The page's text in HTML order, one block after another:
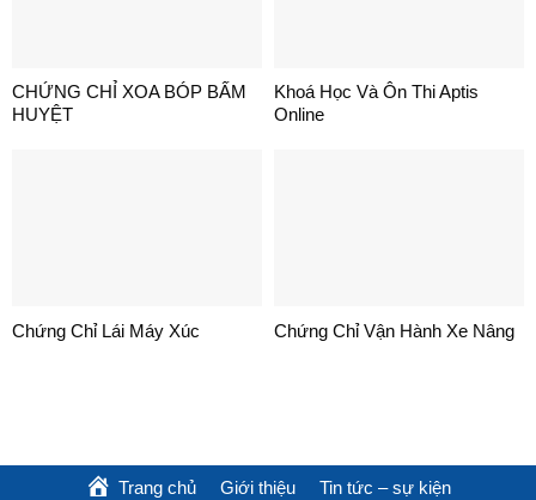
CHỨNG CHỈ XOA BÓP BẤM
HUYỆT
Khoá Học Và Ôn Thi Aptis
Online
Chứng Chỉ Lái Máy Xúc Chứng Chỉ Vận Hành Xe Nâng
Trang chủ Giới thiệu Tin tức – sự kiện